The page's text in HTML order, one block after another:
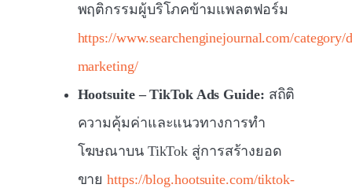
พฤติกรรมผู้บริโภคข้ามแพลตฟอร์ม
https://www.searchenginejournal.com/category/
marketing/
Hootsuite – TikTok Ads Guide: สถิติ
ความคุ้มค่าและแนวทางการทำ
โฆษณาบน TikTok สู่การสร้างยอด
ขายhttps://blog.hootsuite.com/tiktok-